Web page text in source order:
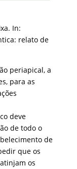
In:
relato de
periapical, a
para as
deve
de todo o
de
que os
os